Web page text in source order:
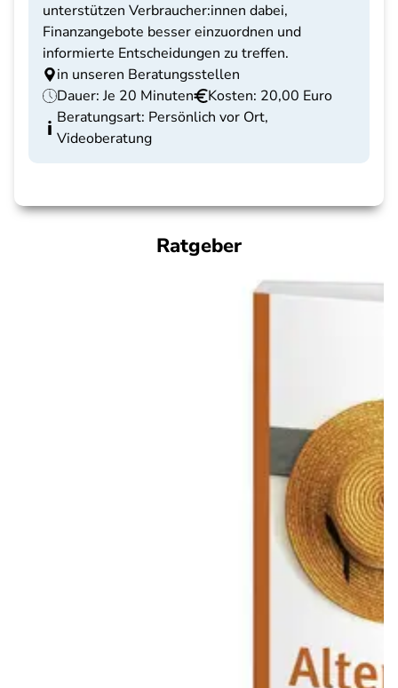
unterstützen Verbraucher:innen dabei,
Finanzangebote besser einzuordnen und
informierte Entscheidungen zu treffen.
in unseren Beratungsstellen
Dauer: Je 20 Minuten
Kosten: 20,00 Euro
Beratungsart: Persönlich vor Ort,
Videoberatung
Ratgeber